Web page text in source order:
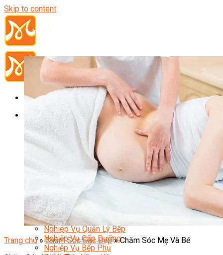
Skip to content
Bếp Trưởng Điều Hành
Nghiệp Vụ Bếp Trưởng
Nghiệp Vụ Bếp Quốc Tế
Nghiệp Vụ Bếp Trưởng Bếp Việt
Nghiệp Vụ Bếp Trưởng Bếp Âu
Nghiệp Vụ Bếp Trưởng Bếp Á
Nghiệp Vụ Bếp Trưởng Bếp Nhật
Nghiệp Vụ Bếp Trưởng Bếp Hoa
Nghiệp Vụ Bếp Hàn
Nghiệp Vụ Bếp Thái
Nghiệp Vụ Bếp Chay
Nghiệp Vụ Quản Lý Bếp
Nghiệp Vụ Cấp Dưỡng
Nghiệp Vụ Bếp Phụ
Trang chủ » Chăm Sóc Sắc Đẹp » Chăm Sóc Mẹ Và Bé